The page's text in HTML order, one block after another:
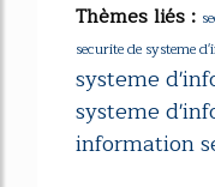
Thèmes liés :
securite de systeme
systeme
systeme
information